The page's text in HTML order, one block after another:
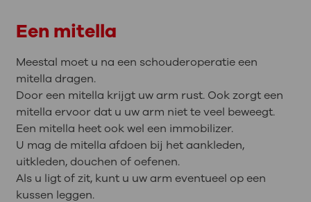
Een mitella
Meestal moet u na een schouderoperatie een
mitella dragen.
Door een mitella krijgt uw arm rust. Ook zorgt een
mitella ervoor dat u uw arm niet te veel beweegt.
Een mitella heet ook wel een immobilizer.
U mag de mitella afdoen bij het aankleden,
uitkleden, douchen of oefenen.
Als u ligt of zit, kunt u uw arm eventueel op een
kussen leggen.